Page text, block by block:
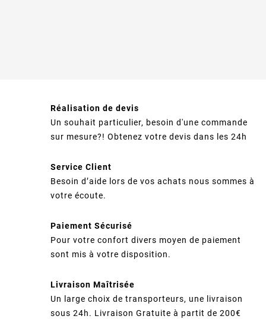
Réalisation de devis
Un souhait particulier, besoin d'une commande
sur mesure?! Obtenez votre devis dans les 24h
Service Client
Besoin d’aide lors de vos achats nous sommes à
votre écoute.
Paiement Sécurisé
Pour votre confort divers moyen de paiement
sont mis à votre disposition.
Livraison Maîtrisée
Un large choix de transporteurs, une livraison
sous 24h. Livraison Gratuite à partit de 200€